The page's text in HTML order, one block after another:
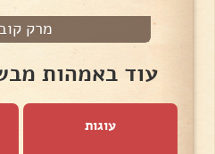
מרק
עוד באמהות
עוגות